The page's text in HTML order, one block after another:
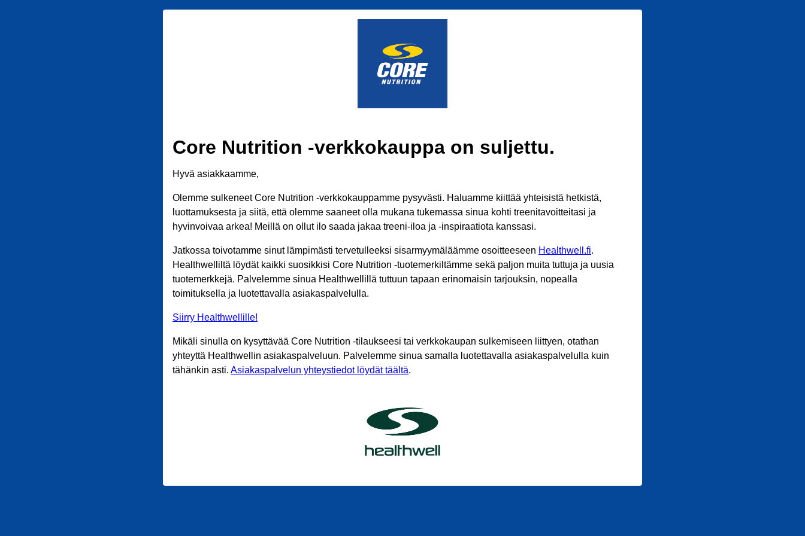
Core Nutrition -verkkokauppa on suljettu.
Hyvä asiakkaamme,
Olemme sulkeneet Core Nutrition -verkkokauppamme pysyvästi. Haluamme kiittää yhteisistä hetkistä,
luottamuksesta ja siitä, että olemme saaneet olla mukana tukemassa sinua kohti treenitavoitteitasi ja
hyvinvoivaa arkea! Meillä on ollut ilo saada jakaa treeni-iloa ja -inspiraatiota kanssasi.
Jatkossa toivotamme sinut lämpimästi tervetulleeksi sisarmyymäläämme osoitteeseen Healthwell.fi.
Healthwelliltä löydät kaikki suosikkisi Core Nutrition -tuotemerkiltämme sekä paljon muita tuttuja ja uusia
tuotemerkkejä. Palvelemme sinua Healthwellillä tuttuun tapaan erinomaisin tarjouksin, nopealla
toimituksella ja luotettavalla asiakaspalvelulla.
Siirry Healthwellille!
Mikäli sinulla on kysyttävää Core Nutrition -tilaukseesi tai verkkokaupan sulkemiseen liittyen, otathan
yhteyttä Healthwellin asiakaspalveluun. Palvelemme sinua samalla luotettavalla asiakaspalvelulla kuin
tähänkin asti. Asiakaspalvelun yhteystiedot löydät täältä.